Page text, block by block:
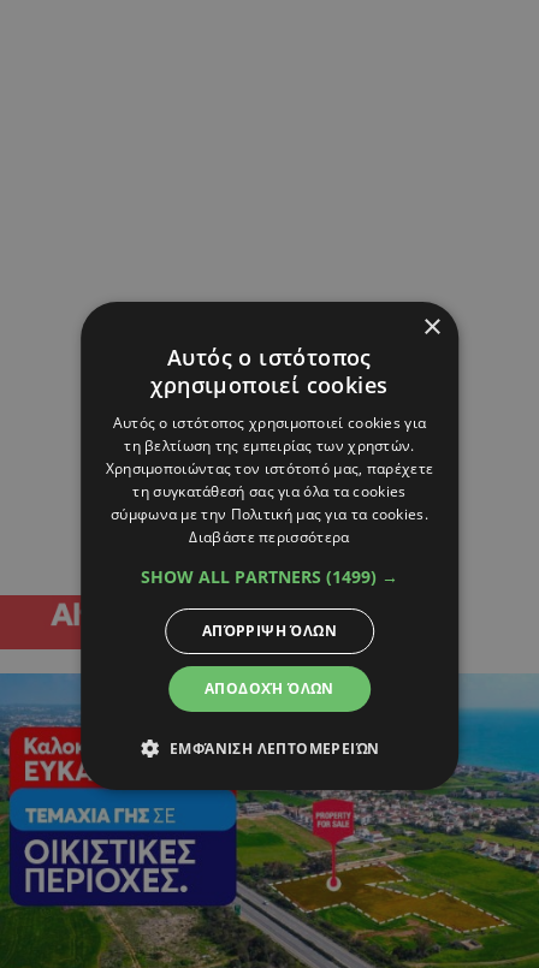
×
Αυτός ο ιστότοπος
χρησιμοποιεί cookies
Αυτός ο ιστότοπος χρησιμοποιεί cookies για
τη βελτίωση της εμπειρίας των χρηστών.
Χρησιμοποιώντας τον ιστότοπό μας, παρέχετε
τη συγκατάθεσή σας για όλα τα cookies
σύμφωνα με την Πολιτική μας για τα cookies.
Διαβάστε περισσότερα
SHOW ALL PARTNERS (1499) →
ΑΠΟΔΟΧΉ ΌΛΩΝ
ΑΠΌΡΡΙΨΗ ΌΛΩΝ
ΕΜΦΆΝΙΣΗ ΛΕΠΤΟΜΕΡΕΙΏΝ